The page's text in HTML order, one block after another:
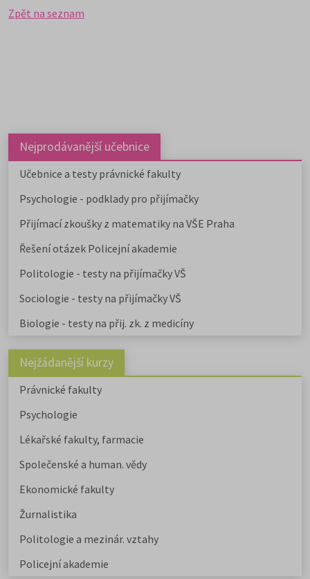
Zpět na seznam
Nejprodávanější učebnice
Učebnice a testy právnické fakulty
Psychologie - podklady pro přijímačky
Přijímací zkoušky z matematiky na VŠE Praha
Řešení otázek Policejní akademie
Politologie - testy na přijímačky VŠ
Sociologie - testy na přijímačky VŠ
Biologie - testy na přij. zk. z medicíny
Nejžádanější kurzy
Právnické fakulty
Psychologie
Lékařské fakulty, farmacie
Společenské a human. vědy
Ekonomické fakulty
Žurnalistika
Politologie a mezinár. vztahy
Policejní akademie